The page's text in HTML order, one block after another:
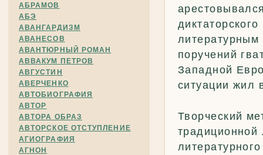
АБРАМОВ
АБЭ
АВАНГАРДИЗМ
АВАНЕСОВ
АВАНТЮРНЫЙ РОМАН
АВВАКУМ ПЕТРОВ
АВГУСТИН
АВЕРЧЕНКО
АВТОБИОГРАФИЯ
АВТОР
АВТОРА ОБРАЗ
АВТОРСКОЕ ОТСТУПЛЕНИЕ
АГИОГРАФИЯ
АГНОН
литературным
поручений
Западной
ситуации жил
Творческий
традиционной